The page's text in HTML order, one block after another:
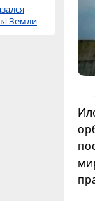
Земли